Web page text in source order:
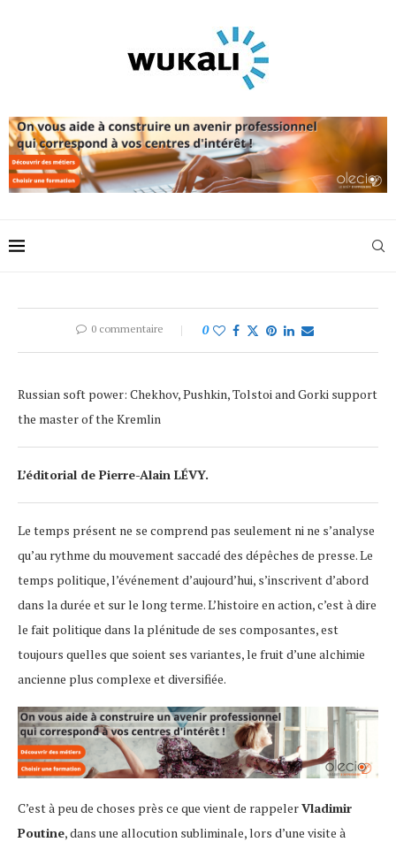
0 commentaire 0
Russian soft power: Chekhov, Pushkin, Tolstoi and Gorki support
the master of the Kremlin
L’éditorial de Pierre-Alain LÉVY.
Le temps présent ne se comprend pas seulement ni ne s’analyse
qu’au rythme du mouvement saccadé des dépêches de presse. Le
temps politique, l’événement d’aujourd’hui, s’inscrivent d’abord
dans la durée et sur le long terme. L’histoire en action, c’est à dire
le fait politique dans la plénitude de ses composantes, est
toujours quelles que soient ses variantes, le fruit d’une alchimie
ancienne plus complexe et diversifiée.
C’est à peu de choses près ce que vient de rappelerVladimir
Poutine, dans une allocution subliminale, lors d’une visite à